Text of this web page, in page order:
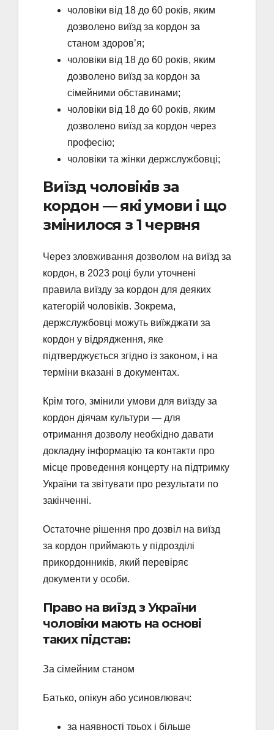
чоловіки від 18 до 60 років, яким
дозволено виїзд за кордон за
станом здоров’я;
чоловіки від 18 до 60 років, яким
дозволено виїзд за кордон за
сімейними обставинами;
чоловіки від 18 до 60 років, яким
дозволено виїзд за кордон через
професію;
чоловіки та жінки держслужбовці;
Виїзд чоловіків за
кордон ― які умови і що
змінилося з 1 червня
Через зловживання дозволом на виїзд за
кордон, в 2023 році були уточнені
правила виїзду за кордон для деяких
категорій чоловіків. Зокрема,
держслужбовці можуть виїжджати за
кордон у відрядження, яке
підтверджується згідно із законом, і на
терміни вказані в документах.
Крім того, змінили умови для виїзду за
кордон діячам культури ― для
отримання дозволу необхідно давати
докладну інформацію та контакти про
місце проведення концерту на підтримку
України та звітувати про результати по
закінченні.
Остаточне рішення про дозвіл на виїзд
за кордон приймають у підрозділі
прикордонників, який перевіряє
документи у особи.
Право на виїзд з України
чоловіки мають на основі
таких підстав:
За сімейним станом
Батько, опікун або усиновлювач:
за наявності трьох і більше